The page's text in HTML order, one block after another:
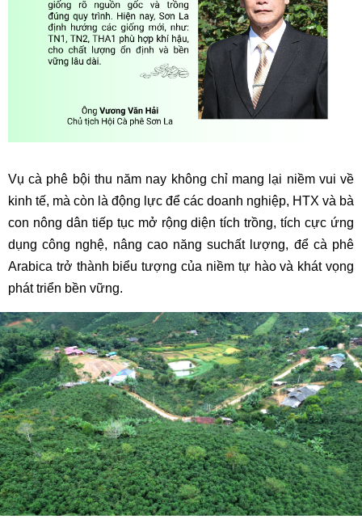
Vụ cà phê bội thu năm nay không chỉ mang lại niềm vui về
kinh tế, mà còn là động lực để các doanh nghiệp, HTX và bà
con nông dân tiếp tục mở rộng diện tích trồng, tích cực ứng
dụng công nghệ, nâng cao năng suchất lượng, để cà phê
Arabica trở thành biểu tượng của niềm tự hào và khát vọng
phát triển bền vững.